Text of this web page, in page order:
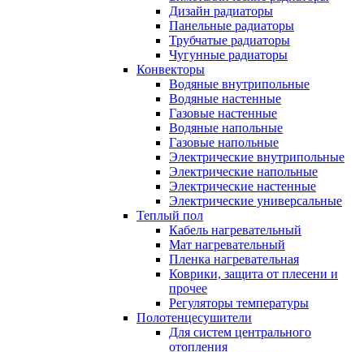
Дизайн радиаторы
Панельные радиаторы
Трубчатые радиаторы
Чугунные радиаторы
Конвекторы
Водяные внутрипольные
Водяные настенные
Газовые настенные
Водяные напольные
Газовые напольные
Электрические внутрипольные
Электрические напольные
Электрические настенные
Электрические универсальные
Теплый пол
Кабель нагревательный
Мат нагревательный
Пленка нагревательная
Коврики, защита от плесени и
прочее
Регуляторы температуры
Полотенцесушители
Для систем центрального
отопления